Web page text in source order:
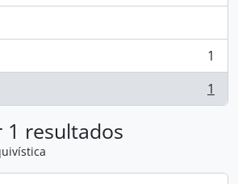
1
1
1 resultados